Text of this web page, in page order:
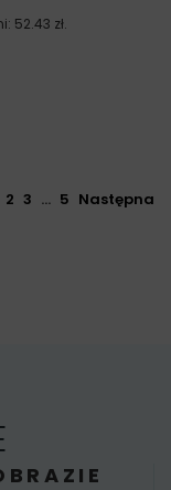
52.43 zł.
2 3 … 5 Następna